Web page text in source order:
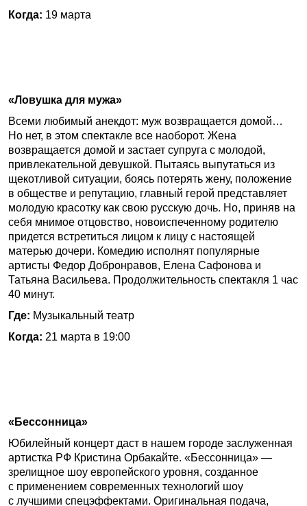
Когда: 19 марта
«Ловушка для мужа»
Всеми любимый анекдот: муж возвращается домой…
Но нет, в этом спектакле все наоборот. Жена
возвращается домой и застает супруга с молодой,
привлекательной девушкой. Пытаясь выпутаться из
щекотливой ситуации, боясь потерять жену, положение
в обществе и репутацию, главный герой представляет
молодую красотку как свою русскую дочь. Но, приняв на
себя мнимое отцовство, новоиспеченному родителю
придется встретиться лицом к лицу с настоящей
матерью дочери. Комедию исполнят популярные
артисты Федор Добронравов, Елена Сафонова и
Татьяна Васильева. Продолжительность спектакля 1 час
40 минут.
Где: Музыкальный театр
Когда: 21 марта в 19:00
«Бессонница»
Юбилейный концерт даст в нашем городе заслуженная
артистка РФ Кристина Орбакайте. «Бессонница» —
зрелищное шоу европейского уровня, созданное
с применением современных технологий шоу
с лучшими спецэффектами. Оригинальная подача,